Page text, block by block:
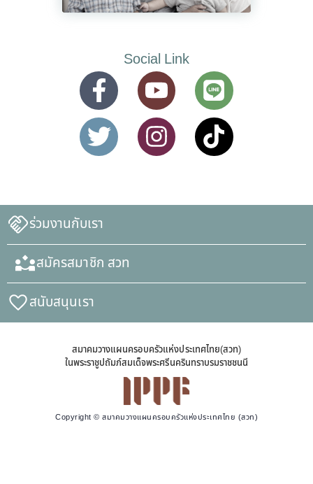
Social Link
ร่วมงานกับเรา
สมัครสมาชิก สวท
สนับสนุนเรา
สมาคมวางแผนครอบครัวแห่งประเทศไทย(สวท)
ในพระราชูปถัมภ์สมเด็จพระศรีนครินทราบรมราชชนนี
Copyright © สมาคมวางแผนครอบครัวแห่งประเทศไทย (สวท)